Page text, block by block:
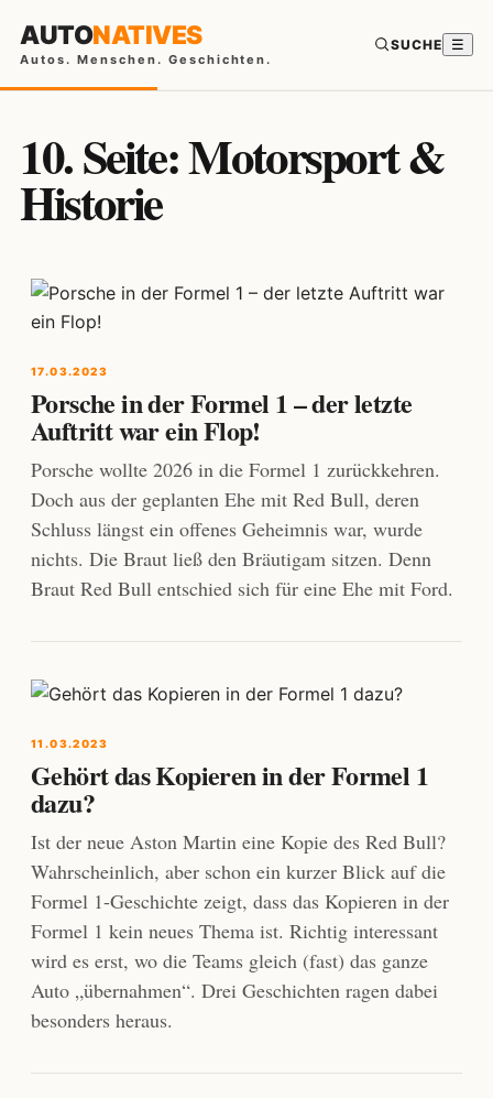
AUTONATIVES
Autos. Menschen. Geschichten.
SUCHE ☰
10. Seite: Motorsport &
Historie
17.03.2023
Porsche in der Formel 1 – der letzte
Auftritt war ein Flop!
Porsche wollte 2026 in die Formel 1 zurückkehren.
Doch aus der geplanten Ehe mit Red Bull, deren
Schluss längst ein offenes Geheimnis war, wurde
nichts. Die Braut ließ den Bräutigam sitzen. Denn
Braut Red Bull entschied sich für eine Ehe mit Ford.
11.03.2023
Gehört das Kopieren in der Formel 1
dazu?
Ist der neue Aston Martin eine Kopie des Red Bull?
Wahrscheinlich, aber schon ein kurzer Blick auf die
Formel 1-Geschichte zeigt, dass das Kopieren in der
Formel 1 kein neues Thema ist. Richtig interessant
wird es erst, wo die Teams gleich (fast) das ganze
Auto „übernahmen“. Drei Geschichten ragen dabei
besonders heraus.